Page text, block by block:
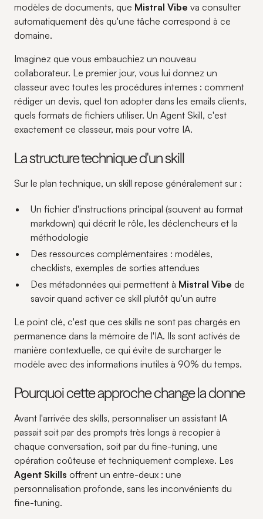
modèles de documents, que Mistral Vibe va consulter
automatiquement dès qu'une tâche correspond à ce
domaine.
Imaginez que vous embauchiez un nouveau
collaborateur. Le premier jour, vous lui donnez un
classeur avec toutes les procédures internes : comment
rédiger un devis, quel ton adopter dans les emails clients,
quels formats de fichiers utiliser. Un Agent Skill, c'est
exactement ce classeur, mais pour votre IA.
La structure technique d'un skill
Sur le plan technique, un skill repose généralement sur :
Un fichier d'instructions principal (souvent au format
markdown) qui décrit le rôle, les déclencheurs et la
méthodologie
Des ressources complémentaires : modèles,
checklists, exemples de sorties attendues
Des métadonnées qui permettent à Mistral Vibe de
savoir quand activer ce skill plutôt qu'un autre
Le point clé, c'est que ces skills ne sont pas chargés en
permanence dans la mémoire de l'IA. Ils sont activés de
manière contextuelle, ce qui évite de surcharger le
modèle avec des informations inutiles à 90% du temps.
Pourquoi cette approche change la donne
Avant l'arrivée des skills, personnaliser un assistant IA
passait soit par des prompts très longs à recopier à
chaque conversation, soit par du fine-tuning, une
opération coûteuse et techniquement complexe. Les
Agent Skills offrent un entre-deux : une
personnalisation profonde, sans les inconvénients du
fine-tuning.